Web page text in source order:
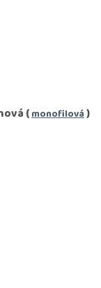
(monofilová)